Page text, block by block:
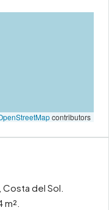
contributors
del Sol.